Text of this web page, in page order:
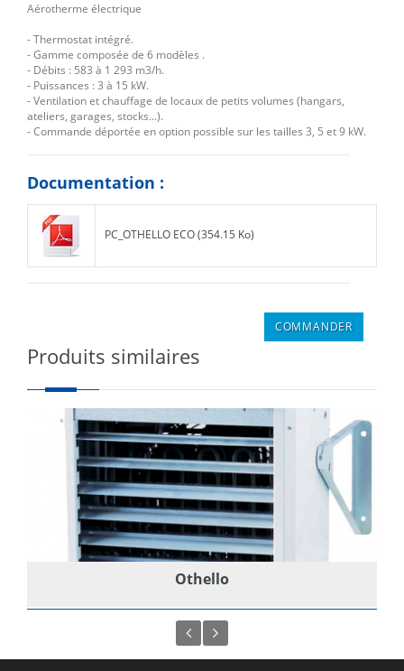
Aérotherme électrique
- Thermostat intégré.
- Gamme composée de 6 modèles .
- Débits : 583 à 1 293 m3/h.
- Puissances : 3 à 15 kW.
- Ventilation et chauffage de locaux de petits volumes (hangars,
ateliers, garages, stocks...).
- Commande déportée en option possible sur les tailles 3, 5 et 9 kW.
Documentation :
PC_OTHELLO ECO (354.15 Ko)
Produits similaires
Othello